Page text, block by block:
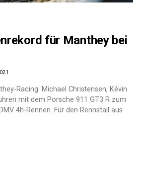
für Manthey bei
Racing. Michael Christensen, Kévin
mit dem Porsche 911 GT3 R zum
4h-Rennen. Für den Rennstall aus